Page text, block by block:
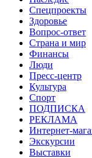
Спецпроекты
Здоровье
Вопрос-ответ
Страна и мир
Финансы
Люди
Пресс-центр
Культура
Спорт
ПОДПИСКА
РЕКЛАМА
Интернет-
Экскурсии
Выставки